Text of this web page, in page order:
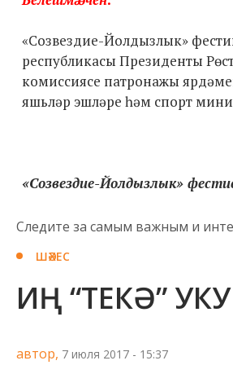
«Созвездие-Йолдызлык»
республикасы Президенты
комиссиясе патронажы
яшьләр эшләре һәм спорт
«Созвездие-Йолдызлык»
Следите за самым важным и
ШӘХЕС
ИҢ “ТЕКӘ”
автор, 7 июля 2017 - 15:37